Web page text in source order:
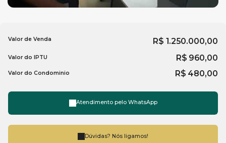
R$ 1.250.000,00
Valor de Venda
Valor do IPTU R$ 960,00
Valor do Condominio R$ 480,00
Atendimento pelo WhatsApp
Dúvidas? Nós ligamos!